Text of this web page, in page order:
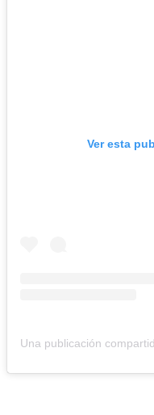
Ver esta
Una publicación